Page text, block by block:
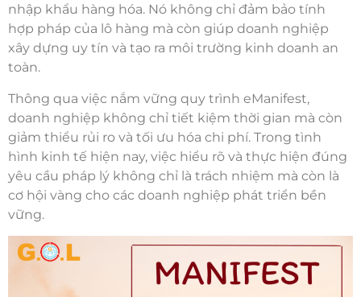
nhập khẩu hàng hóa. Nó không chỉ đảm bảo tính
hợp pháp của lô hàng mà còn giúp doanh nghiệp
xây dựng uy tín và tạo ra môi trường kinh doanh an
toàn.
Thông qua việc nắm vững quy trình eManifest,
doanh nghiệp không chỉ tiết kiệm thời gian mà còn
giảm thiểu rủi ro và tối ưu hóa chi phí. Trong tình
hình kinh tế hiện nay, việc hiểu rõ và thực hiện đúng
yêu cầu pháp lý không chỉ là trách nhiệm mà còn là
cơ hội vàng cho các doanh nghiệp phát triển bền
vững.